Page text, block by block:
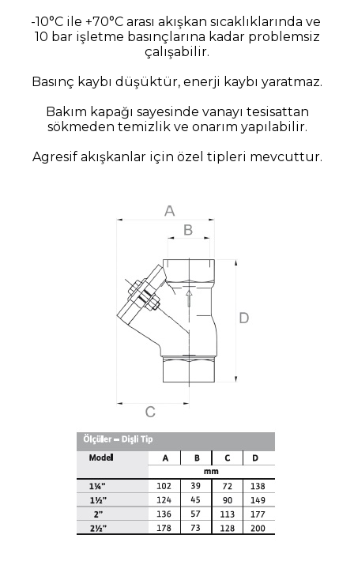
-10°C ile +70°C arası akışkan sıcaklıklarında ve
10 bar işletme basınçlarına kadar problemsiz
çalışabilir.
Basınç kaybı düşüktür, enerji kaybı yaratmaz.
Bakım kapağı sayesinde vanayı tesisattan
sökmeden temizlik ve onarım yapılabilir.
Agresif akışkanlar için özel tipleri mevcuttur.